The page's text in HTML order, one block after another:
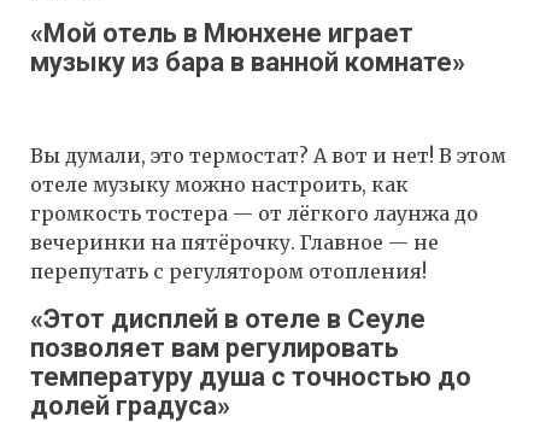
«Мой отель в Мюнхене играет
музыку из бара в ванной комнате»
Вы думали, это термостат? А вот и нет! В этом
отеле музыку можно настроить, как
громкость тостера — от лёгкого лаунжа до
вечеринки на пятёрочку. Главное — не
перепутать с регулятором отопления!
«Этот дисплей в отеле в Сеуле
позволяет вам регулировать
температуру душа с точностью до
долей градуса»